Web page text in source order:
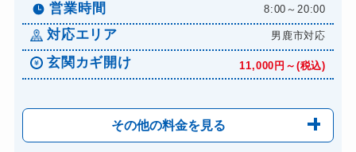
営業時間 8:00～20:00
対応エリア 男鹿市対応
玄関カギ開け 11,000円～(税込)
その他の料金を見る